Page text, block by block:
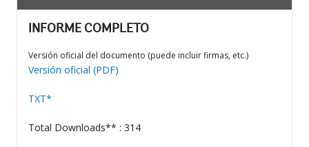
INFORME COMPLETO
Versión oficial del documento (puede incluir firmas, etc.)
Versión oficial (PDF)
TXT*
Total Downloads** : 314